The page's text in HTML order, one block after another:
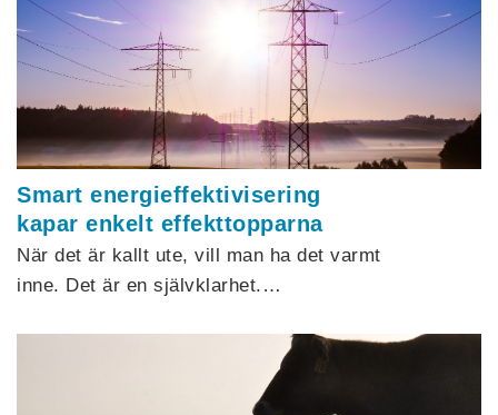
Smart energieffektivisering
kapar enkelt effekttopparna
När det är kallt ute, vill man ha det varmt
inne. Det är en självklarhet.…